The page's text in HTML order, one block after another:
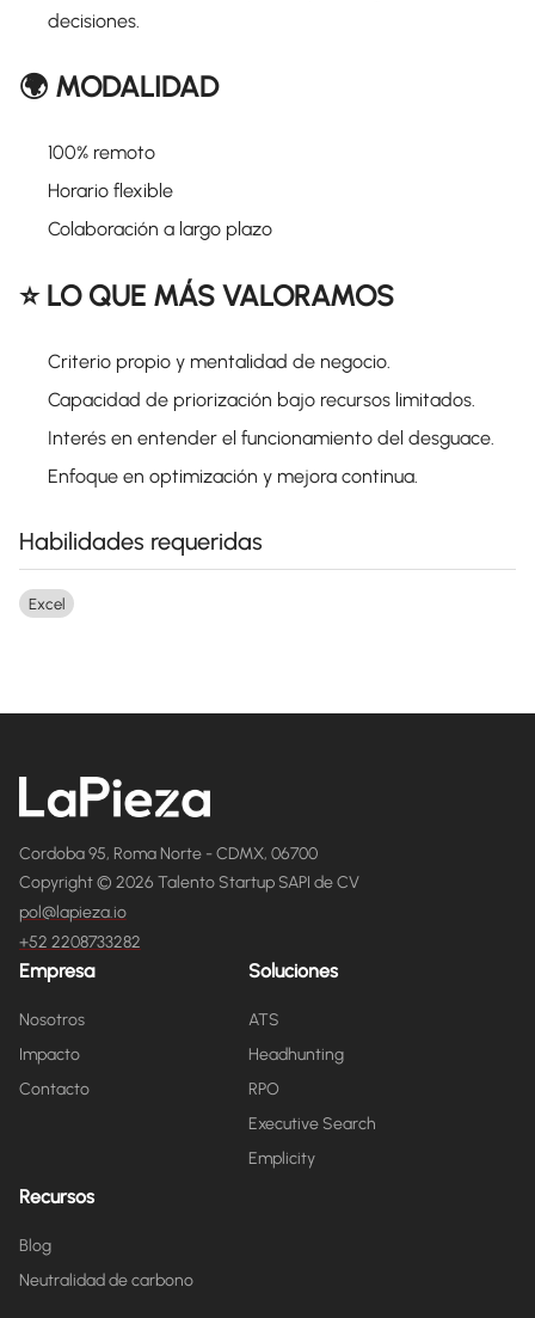
decisiones.
🌍 MODALIDAD
100% remoto
Horario flexible
Colaboración a largo plazo
⭐ LO QUE MÁS VALORAMOS
Criterio propio y mentalidad de negocio.
Capacidad de priorización bajo recursos limitados.
Interés en entender el funcionamiento del desguace.
Enfoque en optimización y mejora continua.
Habilidades requeridas
Excel
Cordoba 95, Roma Norte - CDMX, 06700
Copyright © 2026 Talento Startup SAPI de CV
pol@lapieza.io
+52 2208733282
Empresa
Nosotros
Impacto
Contacto
Soluciones
ATS
Headhunting
RPO
Executive Search
Emplicity
Recursos
Blog
Neutralidad de carbono